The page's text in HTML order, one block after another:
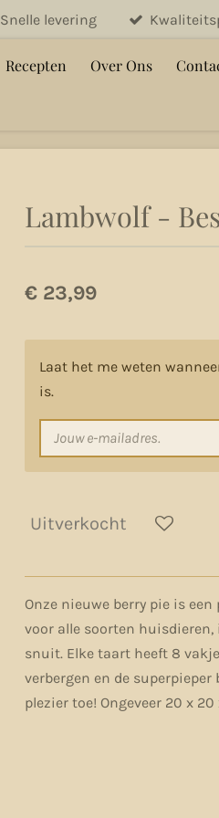
Snelle levering
Recepten Over Ons
Lambwolf -
€ 23,99
Laat het me weten
is.
Uitverkocht
Onze nieuwe berry pie is
voor alle soorten
snuit. Elke taart heeft 8
verbergen en de
plezier toe! Ongeveer 20 x 20